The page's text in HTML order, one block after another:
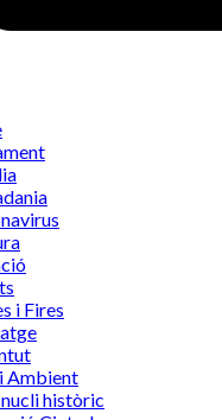
i Fires
Ambient
històric